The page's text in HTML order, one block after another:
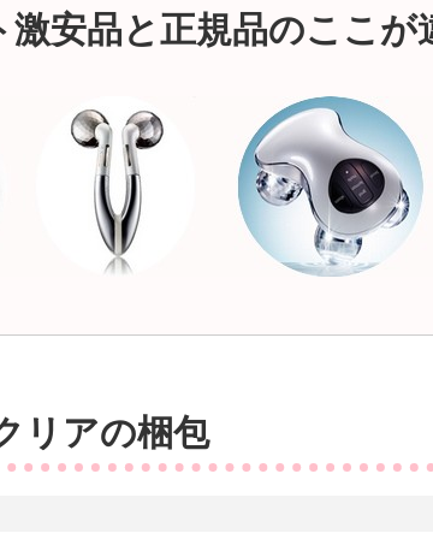
安品と正規品のここが
リアの梱包